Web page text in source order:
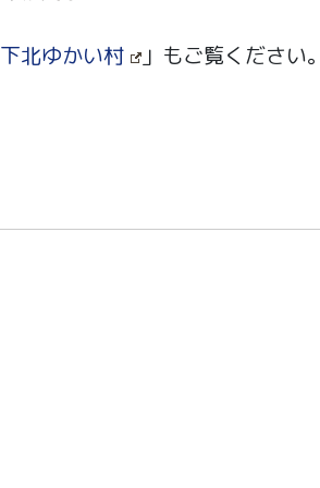
下北ゆかい村 」もご覧ください